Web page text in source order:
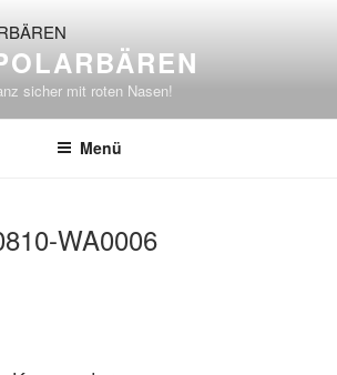
sicher mit roten Nasen!
Menü
WA0006